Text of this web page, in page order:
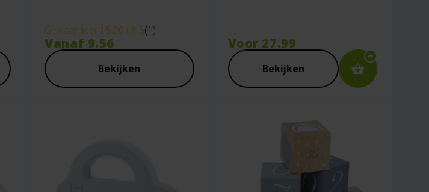
Gewaardeerd 5.00 uit 5(1)
Vanaf 9.56
Bekijken
Voor 27.99
Bekijken